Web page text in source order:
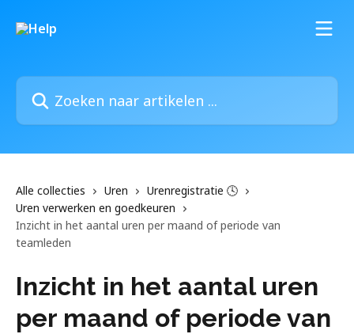
Zoeken naar artikelen ...
Alle collecties Uren
Urenregistratie 🕓
Uren verwerken en goedkeuren
Inzicht in het aantal uren per maand of periode van
teamleden
Inzicht in het aantal uren
per maand of periode van